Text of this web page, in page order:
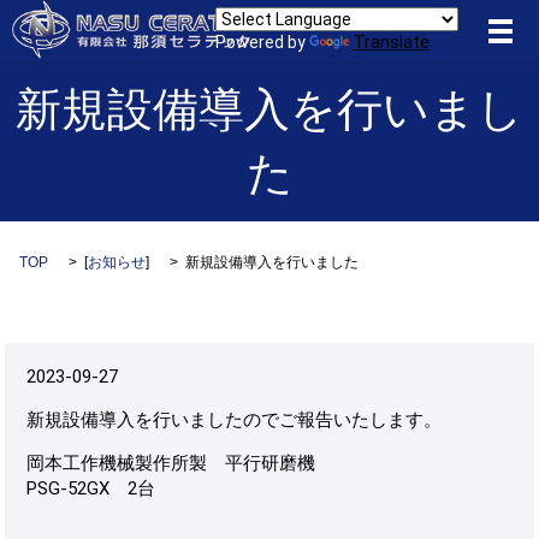
Powered by Translate メ
新規設備導入を行いまし
た
TOP [お知らせ] 新規設備導入を行いました
2023-09-27
新規設備導入を行いましたのでご報告いたします。
岡本工作機械製作所製 平行研磨機
PSG-52GX 2台